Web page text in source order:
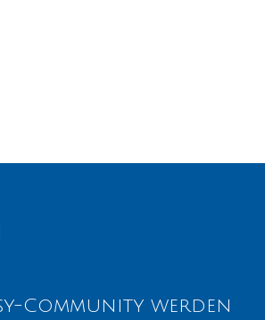
Community werden